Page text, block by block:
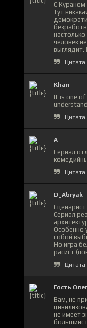
С Кураном
Тут
человек
выглядит.
Цитата
Khan
It is one of
Цитата
А
Сериал
Цитата
D_Abryak
Сериал
Особенно
собой
Но игра
расист
Цитата
Гость Олег
Вам, не
не имеет